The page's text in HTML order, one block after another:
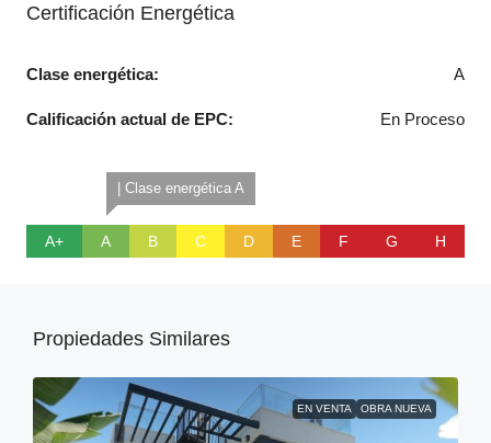
Certificación Energética
Clase energética: A
Calificación actual de EPC: En Proceso
A+
| Clase energética A
A B C D E F G H
Propiedades Similares
EN VENTA OBRA NUEVA